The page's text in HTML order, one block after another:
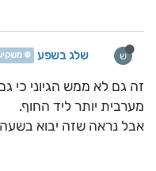
ש שלג בשפע ❄️
זה גם לא ממש הגיוני כי
מערבית יותר ליד החוף.
אבל נראה שזה יבוא